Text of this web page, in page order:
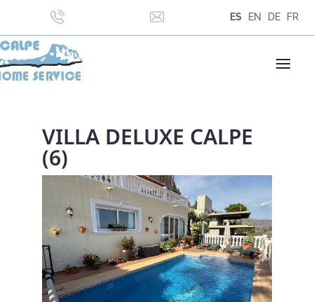
ES EN DE FR
VILLA DELUXE CALPE
(6)